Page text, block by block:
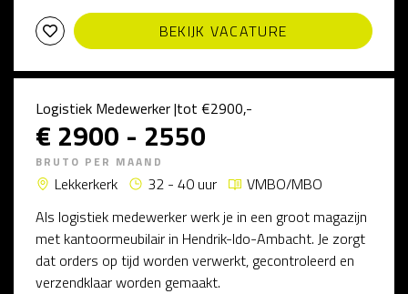
BEKIJK VACATURE
Logistiek Medewerker |tot €2900,-
€ 2900 - 2550
BRUTO PER MAAND
Lekkerkerk 32 - 40 uur
VMBO/MBO
Als logistiek medewerker werk je in een groot magazijn
met kantoormeubilair in Hendrik-Ido-Ambacht. Je zorgt
dat orders op tijd worden verwerkt, gecontroleerd en
verzendklaar worden gemaakt.